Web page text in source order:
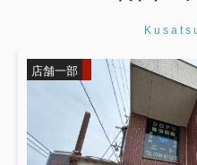
店舗一部